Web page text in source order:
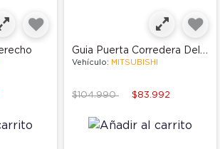
Guia Puerta Corredera Del Izq
Vehículo: MITSUBISHI
Price reduced from
$104.990to $83.992